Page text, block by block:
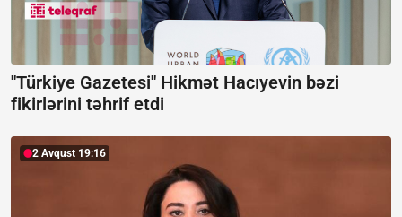
"Türkiye Gazetesi" Hikmət Hacıyevin bəzi
fikirlərini təhrif etdi
2 Avqust 19:16